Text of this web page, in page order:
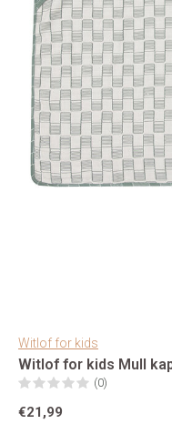
Witlof for kids
Witlof for kids Mull
(0)
€21,99